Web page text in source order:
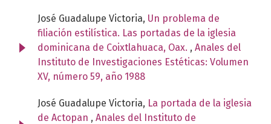
José Guadalupe Victoria, Un problema de
filiación estilística. Las portadas de la iglesia
dominicana de Coixtlahuaca, Oax. , Anales del
Instituto de Investigaciones Estéticas: Volumen
XV, número 59, año 1988
José Guadalupe Victoria, La portada de la iglesia
de Actopan , Anales del Instituto de